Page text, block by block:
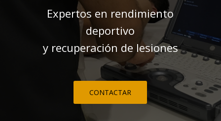
Expertos en rendimiento
deportivo
y recuperación de lesiones
CONTACTAR